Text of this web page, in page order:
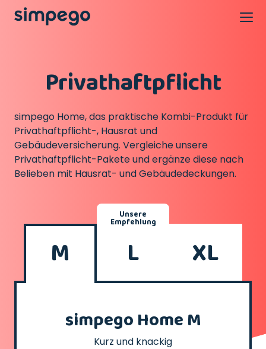
Privathaftpflicht
simpego Home, das praktische Kombi-Produkt für
Privathaftpflicht-, Hausrat und
Gebäudeversicherung. Vergleiche unsere
Privathaftpflicht-Pakete und ergänze diese nach
Belieben mit Hausrat- und Gebäudedeckungen.
M L
Unsere
Empfehlung
XL
simpego Home M
Kurz und knackig